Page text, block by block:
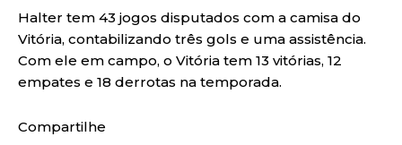
Halter tem 43 jogos disputados com a camisa do
Vitória, contabilizando três gols e uma assistência.
Com ele em campo, o Vitória tem 13 vitórias, 12
empates e 18 derrotas na temporada.
Compartilhe